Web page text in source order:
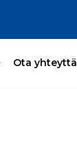
Ota yhteyttä